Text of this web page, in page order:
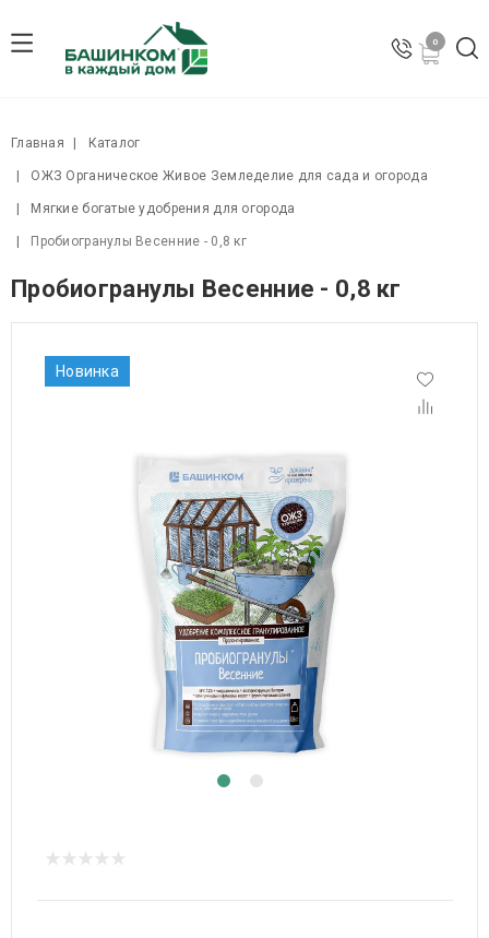
0
Главная Каталог
ОЖЗ Органическое Живое Земледелие для сада и огорода
Мягкие богатые удобрения для огорода
Пробиогранулы Весенние - 0,8 кг
Пробиогранулы Весенние - 0,8 кг
Новинка